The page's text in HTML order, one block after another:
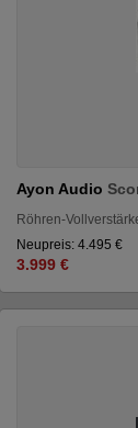
Ayon Audio
Röhren-
Neupreis: 4.495 €
3.999 €